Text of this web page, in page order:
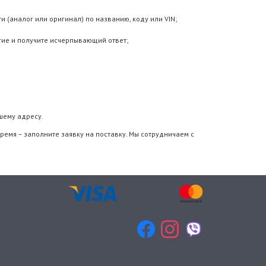
(аналог или оригинал) по названию, коду или VIN;
и получите исчерпывающий ответ;
адресу.
– заполните заявку на поставку. Мы сотрудничаем с